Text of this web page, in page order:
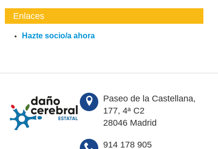
Enlaces
Hazte socio/a ahora
Paseo de la Castellana,
177, 4ª C2
28046 Madrid
914 178 905